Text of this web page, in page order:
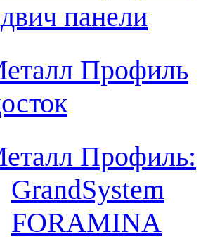
панели
Профиль
Профиль:
GrandSystem
FORAMINA